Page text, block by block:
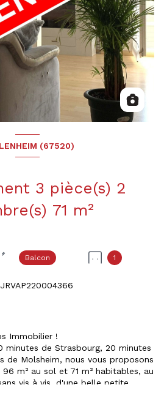
(67520)
2
chambre(s) 71 m²
Balcon 1
JRVAP220004366
Immobilier !
minutes de Strasbourg, 20 minutes
de Molsheim, nous vous proposons
m² au sol et 71 m² habitables, au
vis à vis, d'une belle petite